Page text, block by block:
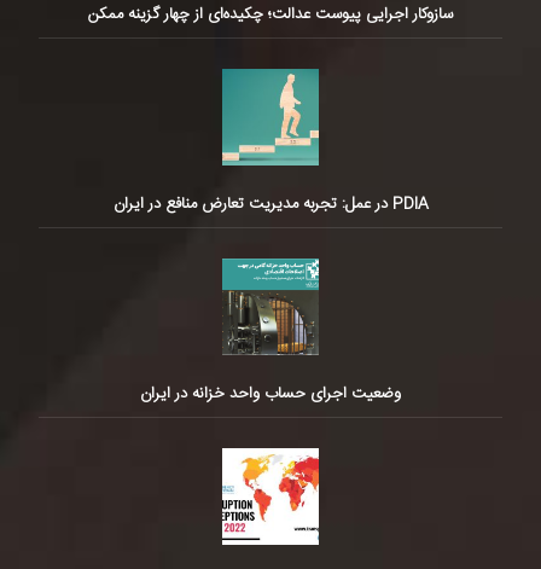
سازوکار اجرایی پیوست عدالت؛ چکیده‌ای از چهار گزینه ممکن
PDIA در عمل: تجربه مدیریت تعارض منافع در ایران
وضعیت اجرای حساب واحد خزانه در ایران